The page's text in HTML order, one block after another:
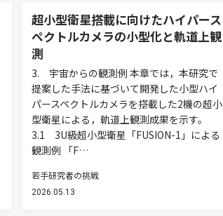
超小型衛星搭載に向けたハイパース
ペクトルカメラの小型化と軌道上観
測
3. 宇宙からの観測例 本章では，本研究で
提案した手法に基づいて開発した小型ハイ
パースペクトルカメラを搭載した2機の超小
型衛星による，軌道上観測成果を示す。
3.1 3U級超小型衛星「FUSION-1」による
観測例 「F…
若手研究者の挑戦
2026.05.13